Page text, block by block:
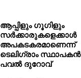
ആപ്പിളും ഗൂഗിളും
സർക്കാരുകളെക്കാൾ
അപകടകരമാണെന്ന്
ടെലിഗ്രാം സ്ഥാപകൻ
പവൽ ദുറോവ്